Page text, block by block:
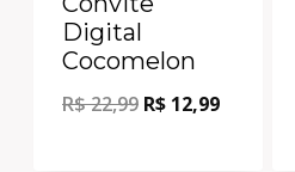
Digital
Cocomelon
R$22,99 R$ 12,99